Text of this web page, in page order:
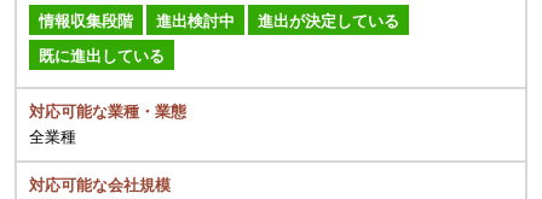
情報収集段階
進出検討中
進出が決定している
既に進出している
対応可能な業種・業態
全業種
対応可能な会社規模